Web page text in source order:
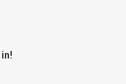
in!